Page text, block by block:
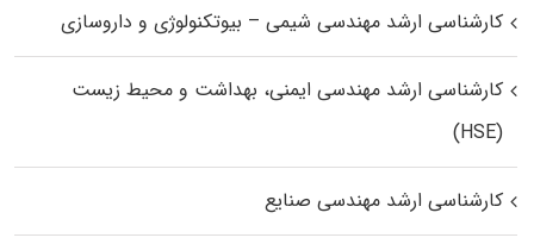
کارشناسی ارشد مهندسی شیمی – بیوتکنولوژی و داروسازی
کارشناسی ارشد مهندسی ایمنی، بهداشت و محیط زیست
(HSE)
کارشناسی ارشد مهندسی صنایع